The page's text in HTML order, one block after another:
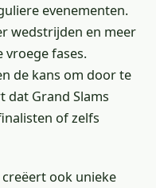
evenementen.
wedstrijden en meer
vroege fases.
de kans om door te
dat Grand Slams
of zelfs
ook unieke